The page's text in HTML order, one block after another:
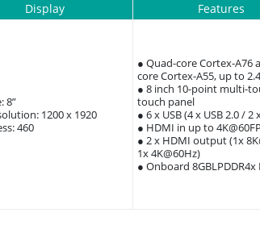
Display Features
8”
1200 x 1920
460
● Quad-core Cortex-A76
core Cortex-A55, up to
● 8 inch 10-point multi-
touch panel
● 6 x USB (4 x USB 2.0 / 2
● HDMI in up to
● 2 x HDMI output (1x
1x 4K@60Hz)
● Onboard